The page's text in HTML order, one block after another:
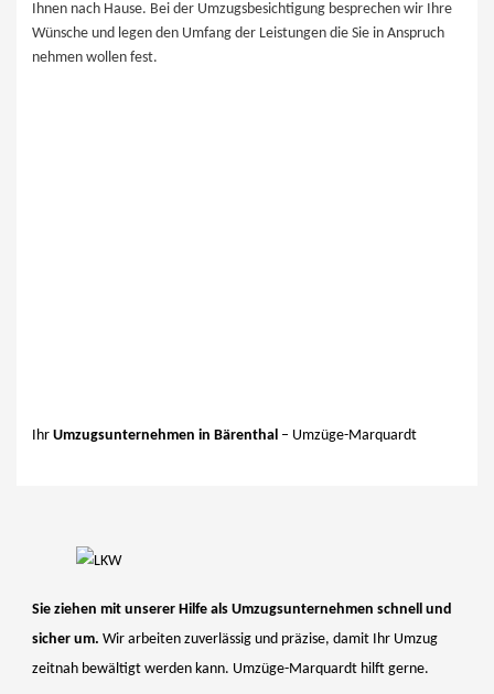
Ihnen nach ​Hause. Bei der Umzugsbesichtigung besprechen wir Ihre
Wünsche und legen den Umfang der Leistungen die Sie in Anspruch
nehmen wollen fest.
IhrUmzugsunternehmen in Bärenthal – Umzüge-Marquardt
Sie ziehen mit unserer Hilfe als Umzugsunternehmen schnell und
sicher um. Wir arbeiten zuverlässig und präzise, damit Ihr Umzug
zeitnah bewältigt werden kann. Umzüge-Marquardt hilft gerne.